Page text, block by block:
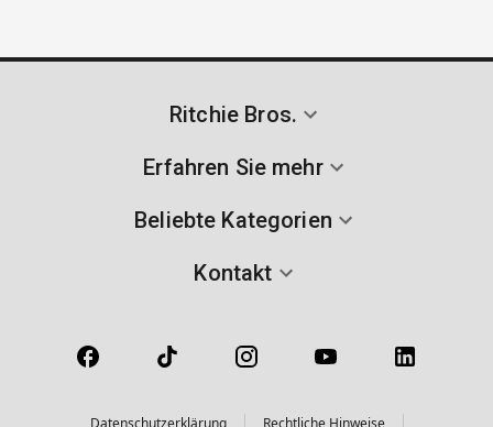
Ritchie Bros.
Erfahren Sie mehr
Beliebte Kategorien
Kontakt